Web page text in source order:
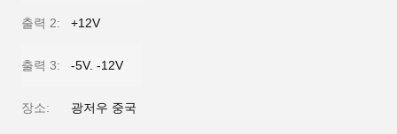
출력 2: +12V
출력 3: -5V. -12V
장소: 광저우 중국